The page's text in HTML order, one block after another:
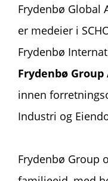
Frydenbø Global
er medeier i
Frydenbø
Frydenbø Group
innen
Industri og
Frydenbø Group